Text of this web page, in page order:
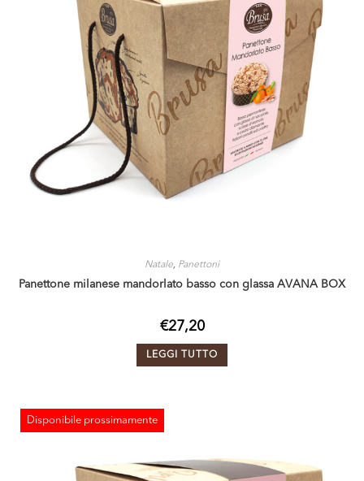
Natale, Panettoni
Panettone milanese mandorlato basso con glassa AVANA BOX
€27,20
LEGGI TUTTO
Disponibile prossimamente
ESAURITO